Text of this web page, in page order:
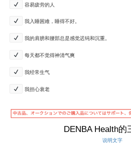
容易疲劳的人
我入睡困难，睡得不好。
我的肩膀和腰部总是感觉迟钝和沉重。
每天都不觉得神清气爽
我经常生气
我担心衰老
DENBA Health的
说明文字